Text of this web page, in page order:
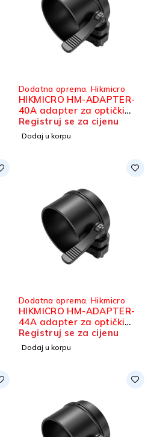
Dodatna oprema Hikmicro
HIKMICRO HM-ADAPTER-
40A adapter za optički
ciljnik
Registruj se za cijenu
Dodaj u korpu
Dodatna oprema Hikmicro
HIKMICRO HM-ADAPTER-
44A adapter za optički
ciljnik
Registruj se za cijenu
Dodaj u korpu